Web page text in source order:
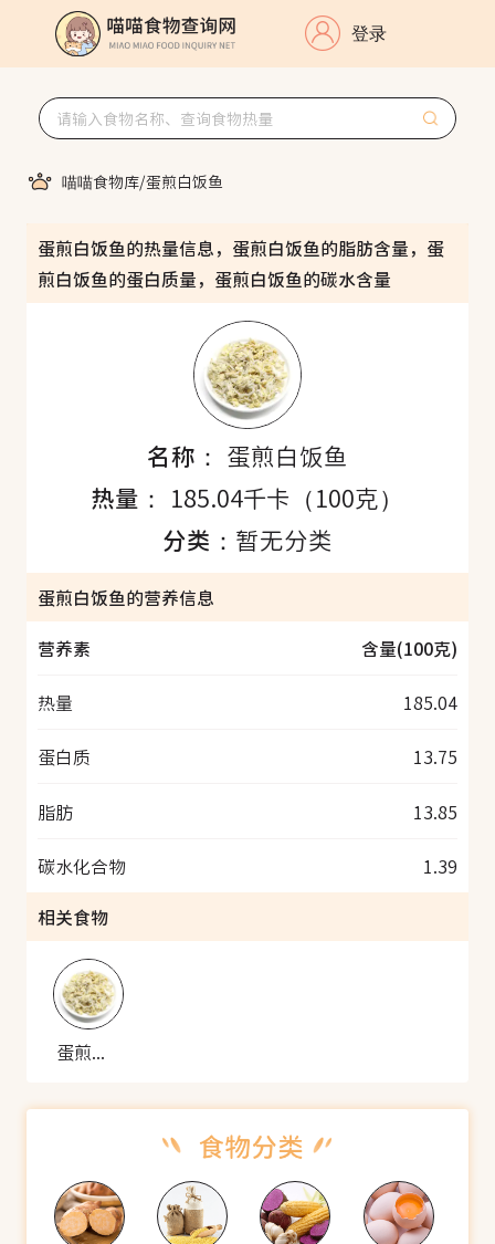
登录
喵喵食物库/蛋煎白饭鱼
蛋煎白饭鱼的热量信息，蛋煎白饭鱼的脂肪含量，蛋
煎白饭鱼的蛋白质量，蛋煎白饭鱼的碳水含量
名称： 蛋煎白饭鱼
热量： 185.04千卡（100克）
分类： 暂无分类
蛋煎白饭鱼的营养信息
营养素
含量(100克)
热量 185.04
蛋白质 13.75
脂肪 13.85
碳水化合物
1.39
相关食物
蛋煎白饭鱼